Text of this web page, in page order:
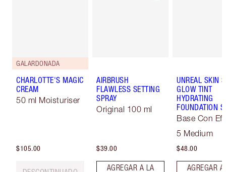
GALARDONADA
CHARLOTTE'S MAGIC
CREAM
50 ml Moisturiser
$105.00
AIRBRUSH
FLAWLESS SETTING
SPRAY
Original 100 ml
$39.00
AGREGAR A LA
UNREAL SKIN
GLOW TINT
HYDRATING
FOUNDATION
Base Con
5 Medium
$48.00
AGREGAR